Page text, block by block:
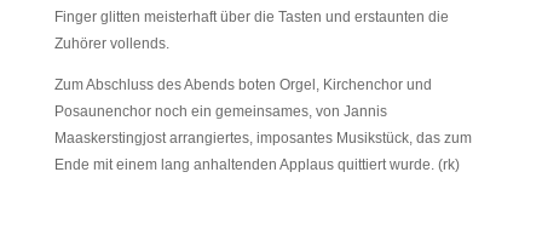
Finger glitten meisterhaft über die Tasten und erstaunten die
Zuhörer vollends.
Zum Abschluss des Abends boten Orgel, Kirchenchor und
Posaunenchor noch ein gemeinsames, von Jannis
Maaskerstingjost arrangiertes, imposantes Musikstück, das zum
Ende mit einem lang anhaltenden Applaus quittiert wurde. (rk)